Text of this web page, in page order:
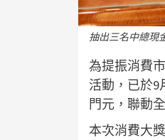
抽出三名中總現
為提振消費
活動，已於9
門元，聯動
本次消費大